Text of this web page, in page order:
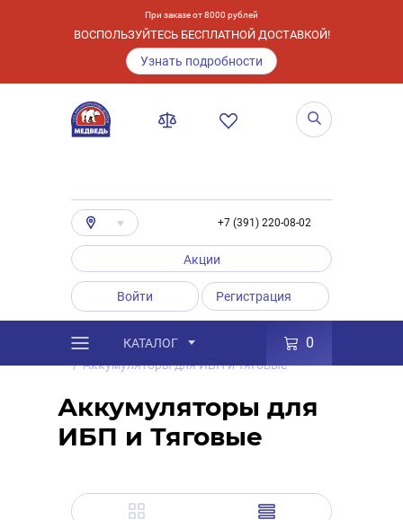
При заказе от 8000 рублей
ВОСПОЛЬЗУЙТЕСЬ БЕСПЛАТНОЙ ДОСТАВКОЙ!
Узнать подробности
+7 (391) 220-08-02
Акции
Войти Регистрация
КАТАЛОГ 0
Каталог / Товары
Аккумуляторы
/ Аккумуляторы для ИБП и Тяговые
Аккумуляторы для
ИБП и Тяговые